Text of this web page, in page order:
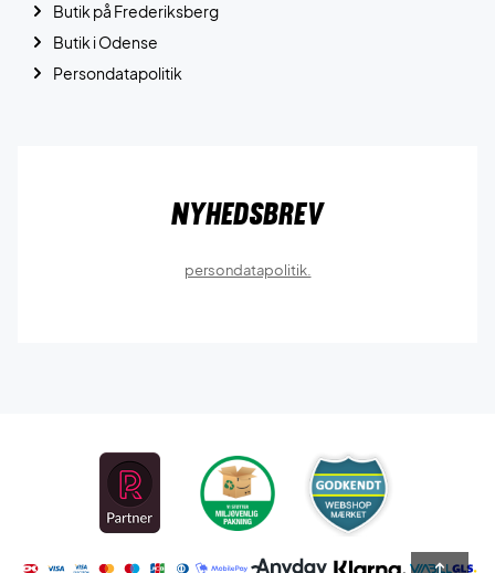
Butik på Frederiksberg
Butik i Odense
Persondatapolitik
Nyhedsbrev
persondatapolitik.